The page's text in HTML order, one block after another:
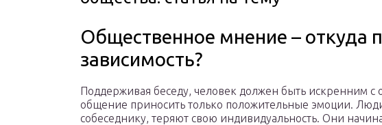
Общественное мнение – откуда
зависимость?
Поддерживая беседу, человек должен быть искренним
общение приносить только положительные эмоции.
собеседнику, теряют свою индивидуальность. Они